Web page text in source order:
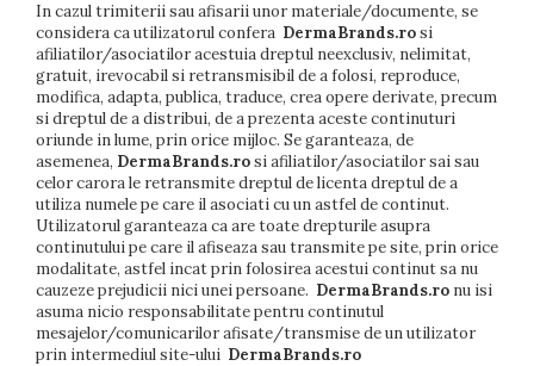
In cazul trimiterii sau afisarii unor materiale/documente, se
considera ca utilizatorul confera DermaBrands.rosi
afiliatilor/asociatilor acestuia dreptul neexclusiv, nelimitat,
gratuit, irevocabil si retransmisibil de a folosi, reproduce,
modifica, adapta, publica, traduce, crea opere derivate, precum
si dreptul de a distribui, de a prezenta aceste continuturi
oriunde in lume, prin orice mijloc. Se garanteaza, de
asemenea, DermaBrands.rosi afiliatilor/asociatilor sai sau
celor carora le retransmite dreptul de licenta dreptul de a
utiliza numele pe care il asociati cu un astfel de continut.
Utilizatorul garanteaza ca are toate drepturile asupra
continutului pe care il afiseaza sau transmite pe site, prin orice
modalitate, astfel incat prin folosirea acestui continut sa nu
cauzeze prejudicii nici unei persoane. DermaBrands.ro nu isi
asuma nicio responsabilitate pentru continutul
mesajelor/comunicarilor afisate/transmise de un utilizator
prin intermediul site-ului DermaBrands.ro